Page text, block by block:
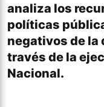
analiza los
políticas
negativos de la
través de la
Nacional.